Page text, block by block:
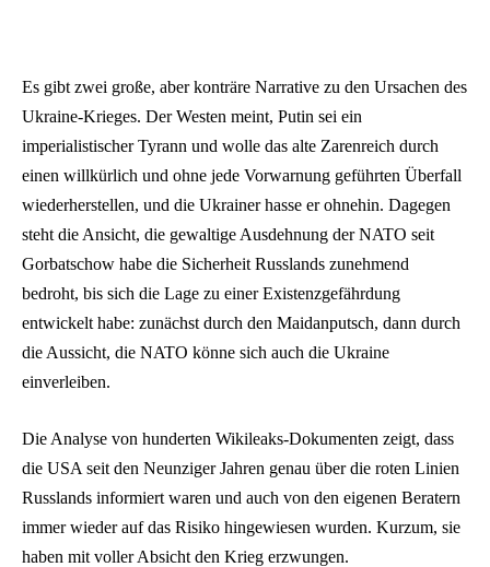
Es gibt zwei große, aber konträre Narrative zu den Ursachen des
Ukraine-Krieges. Der Westen meint, Putin sei ein
imperialistischer Tyrann und wolle das alte Zarenreich durch
einen willkürlich und ohne jede Vorwarnung geführten Überfall
wiederherstellen, und die Ukrainer hasse er ohnehin. Dagegen
steht die Ansicht, die gewaltige Ausdehnung der NATO seit
Gorbatschow habe die Sicherheit Russlands zunehmend
bedroht, bis sich die Lage zu einer Existenzgefährdung
entwickelt habe: zunächst durch den Maidanputsch, dann durch
die Aussicht, die NATO könne sich auch die Ukraine
einverleiben.
Die Analyse von hunderten Wikileaks-Dokumenten zeigt, dass
die USA seit den Neunziger Jahren genau über die roten Linien
Russlands informiert waren und auch von den eigenen Beratern
immer wieder auf das Risiko hingewiesen wurden. Kurzum, sie
haben mit voller Absicht den Krieg erzwungen.